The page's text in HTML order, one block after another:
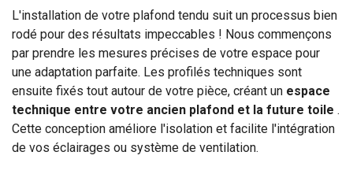
L'installation de votre plafond tendu suit un processus bien
rodé pour des résultats impeccables ! Nous commençons
par prendre les mesures précises de votre espace pour
une adaptation parfaite. Les profilés techniques sont
ensuite fixés tout autour de votre pièce, créant un espace
technique entre votre ancien plafond et la future toile .
Cette conception améliore l'isolation et facilite l'intégration
de vos éclairages ou système de ventilation.